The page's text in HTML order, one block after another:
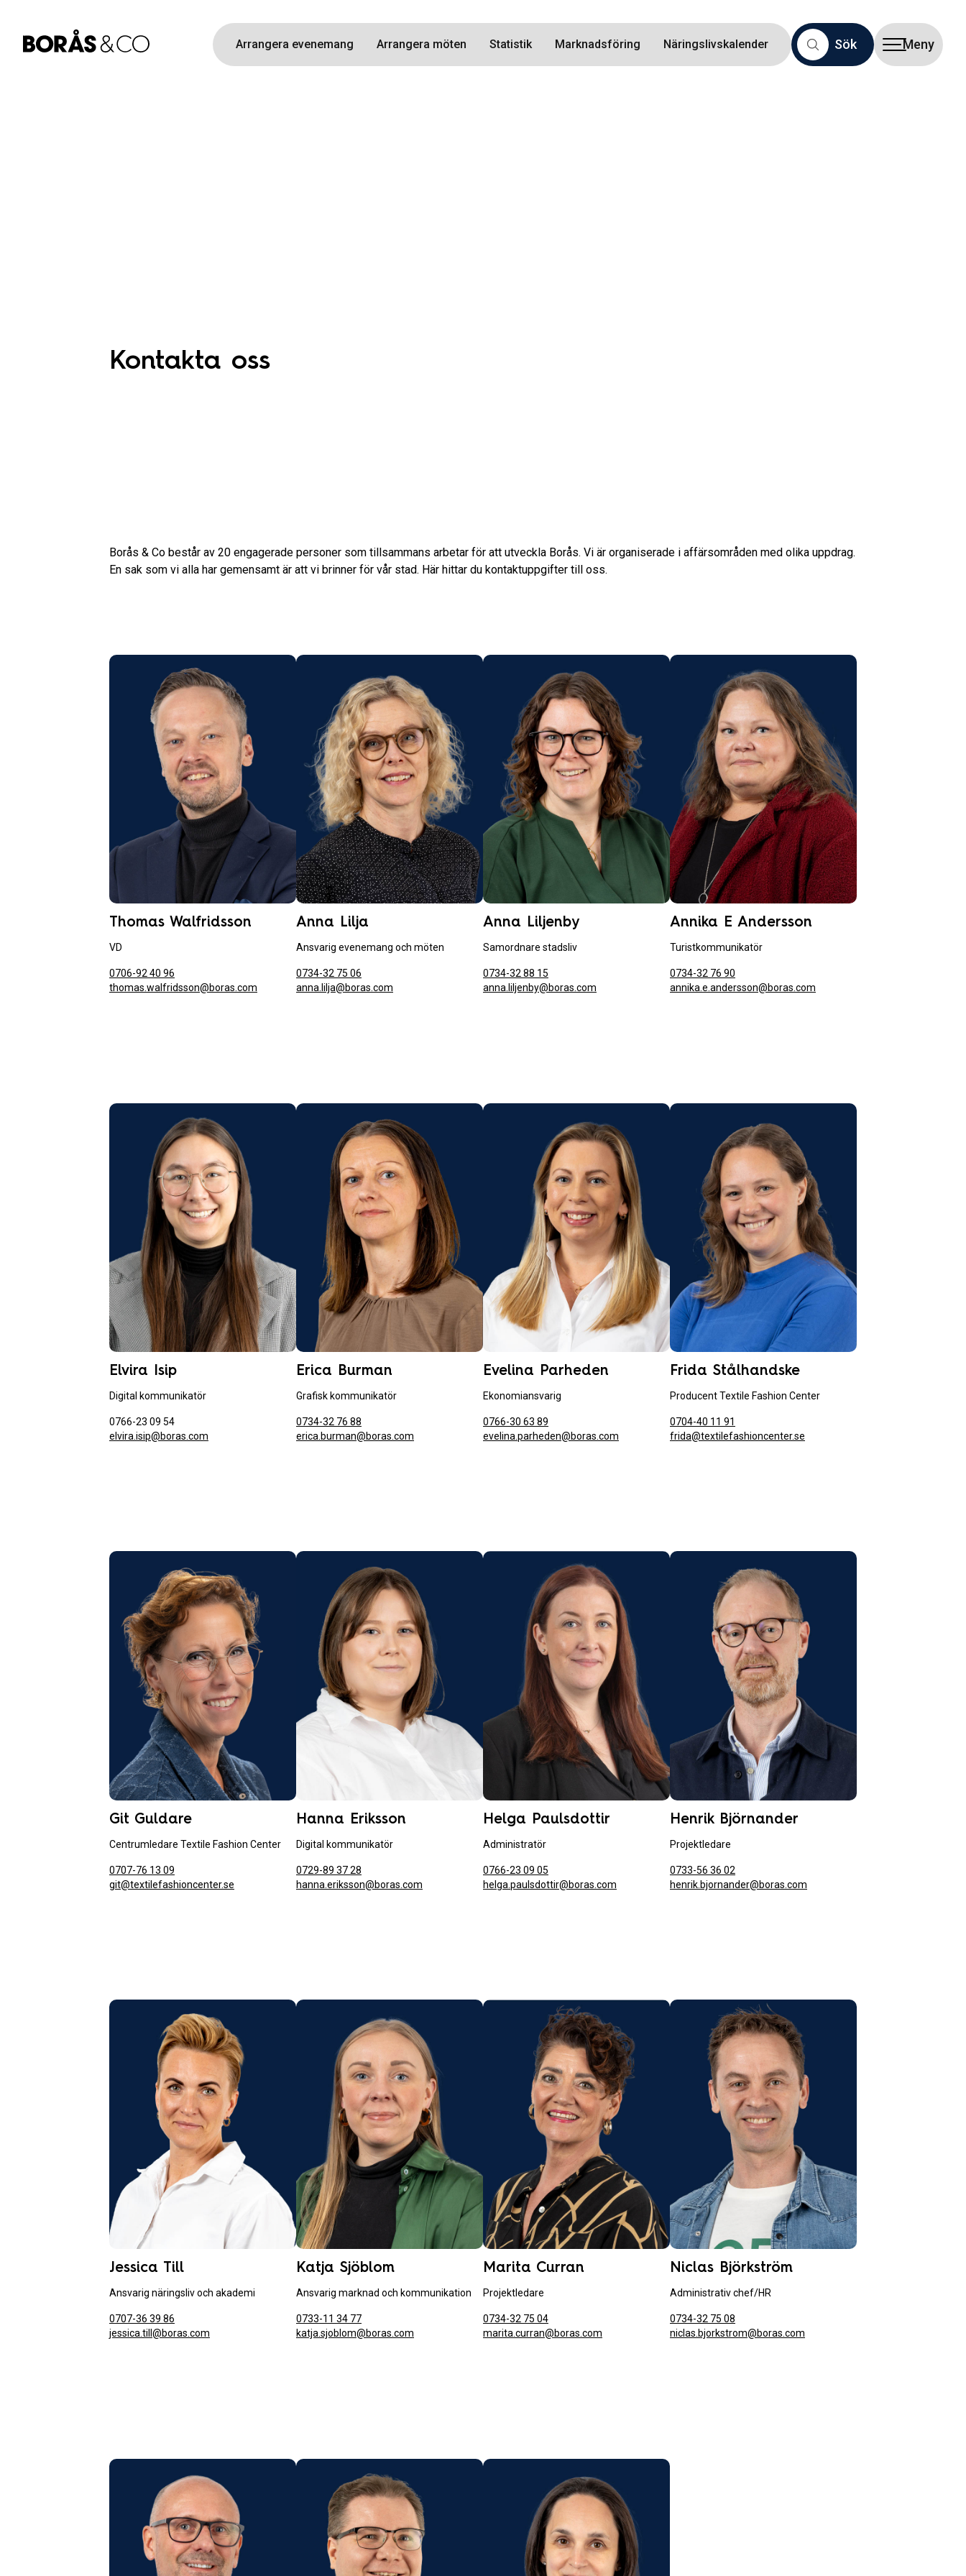
Arrangera evenemang Arrangera möten Statistik Marknadsföring Näringslivskalender Sök Meny
Kontakta oss
Borås & Co består av 20 engagerade personer som tillsammans arbetar för att utveckla Borås. Vi är organiserade i affärsområden med olika uppdrag.
En sak som vi alla har gemensamt är att vi brinner för vår stad. Här hittar du kontaktuppgifter till oss.
Thomas Walfridsson
VD
0706-92 40 96
thomas.walfridsson@boras.com
Anna Lilja
Ansvarig evenemang och möten
0734-32 75 06
anna.lilja@boras.com
Anna Liljenby
Samordnare stadsliv
0734-32 88 15
anna.liljenby@boras.com
Annika E Andersson
Turistkommunikatör
0734-32 76 90
annika.e.andersson@boras.com
Elvira Isip
Digital kommunikatör
0766-23 09 54
elvira.isip@boras.com
Erica Burman
Grafisk kommunikatör
0734-32 76 88
erica.burman@boras.com
Evelina Parheden
Ekonomiansvarig
0766-30 63 89
evelina.parheden@boras.com
Frida Stålhandske
Producent Textile Fashion Center
0704-40 11 91
frida@textilefashioncenter.se
Git Guldare
Centrumledare Textile Fashion Center
0707-76 13 09
git@textilefashioncenter.se
Hanna Eriksson
Digital kommunikatör
0729-89 37 28
hanna.eriksson@boras.com
Helga Paulsdottir
Administratör
0766-23 09 05
helga.paulsdottir@boras.com
Henrik Björnander
Projektledare
0733-56 36 02
henrik.bjornander@boras.com
Jessica Till
Ansvarig näringsliv och akademi
0707-36 39 86
jessica.till@boras.com
Katja Sjöblom
Ansvarig marknad och kommunikation
0733-11 34 77
katja.sjoblom@boras.com
Marita Curran
Projektledare
0734-32 75 04
marita.curran@boras.com
Niclas Björkström
Administrativ chef/HR
0734-32 75 08
niclas.bjorkstrom@boras.com